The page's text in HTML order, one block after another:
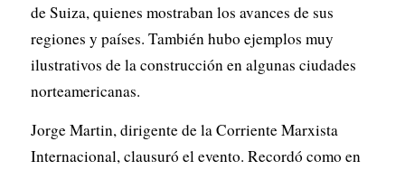
de Suiza, quienes mostraban los avances de sus
regiones y países. También hubo ejemplos muy
ilustrativos de la construcción en algunas ciudades
norteamericanas.
Jorge Martin, dirigente de la Corriente Marxista
Internacional, clausuró el evento. Recordó como en